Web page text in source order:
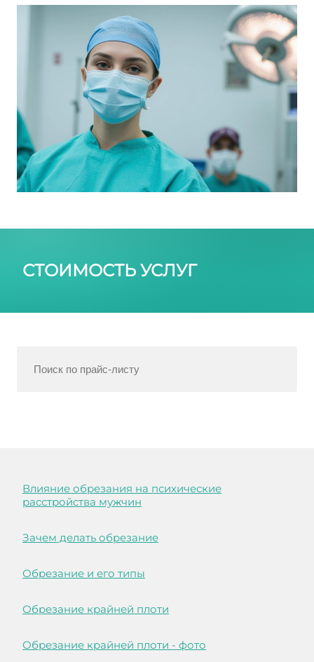
СТОИМОСТЬ УСЛУГ
Влияние обрезания на психические
расстройства мужчин
Зачем делать обрезание
Обрезание и его типы
Обрезание крайней плоти
Обрезание крайней плоти - фото